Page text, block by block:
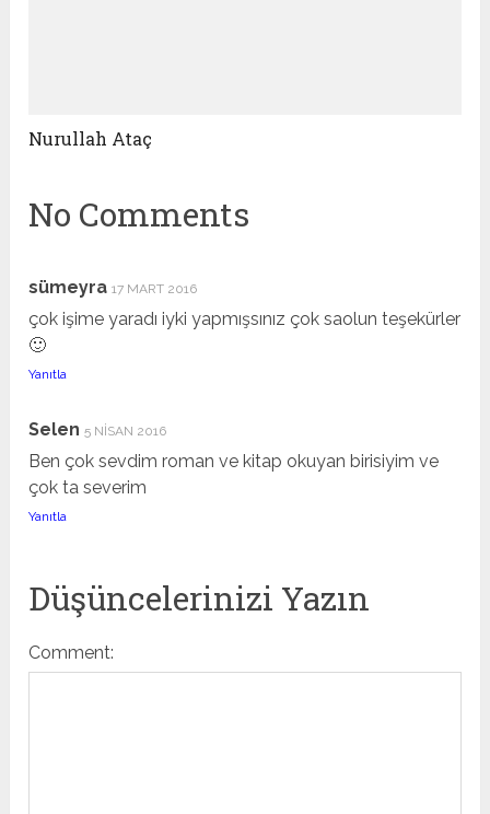
Nurullah Ataç
No Comments
sümeyra 17 MART 2016
çok işime yaradı iyki yapmışsınız çok saolun teşekürler
🙂
Yanıtla
Selen 5 NISAN 2016
Ben çok sevdim roman ve kitap okuyan birisiyim ve
çok ta severim
Yanıtla
Düşüncelerinizi Yazın
Comment: